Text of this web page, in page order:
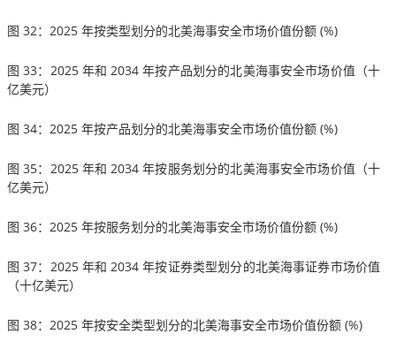
图 32：2025 年按类型划分的北美海事安全市场价值份额 (%)
图 33：2025 年和 2034 年按产品划分的北美海事安全市场价值（十
亿美元）
图 34：2025 年按产品划分的北美海事安全市场价值份额 (%)
图 35：2025 年和 2034 年按服务划分的北美海事安全市场价值（十
亿美元）
图 36：2025 年按服务划分的北美海事安全市场价值份额 (%)
图 37：2025 年和 2034 年按证券类型划分的北美海事证券市场价值
（十亿美元）
图 38：2025 年按安全类型划分的北美海事安全市场价值份额 (%)